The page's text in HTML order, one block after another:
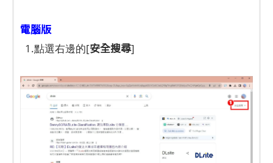
電腦版
1.點選右邊的[安全搜尋]